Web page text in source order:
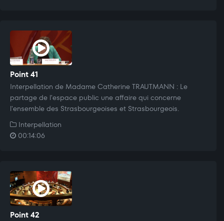
Point 41
Interpellation de Madame Catherine TRAUTMANN : Le
partage de l'espace public une affaire qui concerne
l'ensemble des Strasbourgeoises et Strasbourgeois.
Interpellation
00:14:06
Point 42